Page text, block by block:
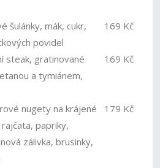
šulánky, mák, cukr,
povidel
169 Kč
steak, gratinované
a tymiánem,
169 Kč
nugety na krájené
papriky,
zálivka, brusinky,
179 Kč